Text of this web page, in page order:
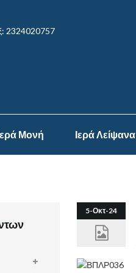
2324020757
Μονή Ιερά Λείψανα
5-Οκτ-24